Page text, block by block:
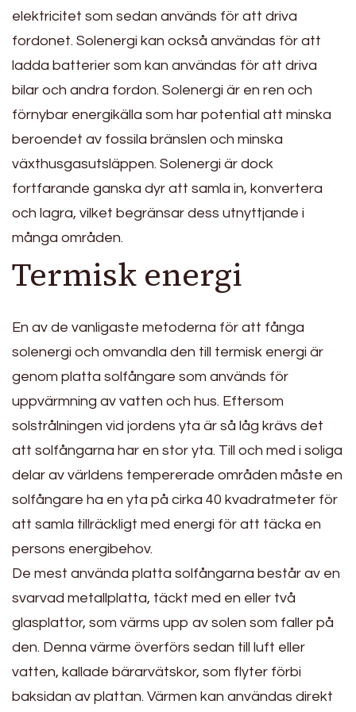
elektricitet som sedan används för att driva
fordonet. Solenergi kan också användas för att
ladda batterier som kan användas för att driva
bilar och andra fordon. Solenergi är en ren och
förnybar energikälla som har potential att minska
beroendet av fossila bränslen och minska
växthusgasutsläppen. Solenergi är dock
fortfarande ganska dyr att samla in, konvertera
och lagra, vilket begränsar dess utnyttjande i
många områden.
Termisk energi
En av de vanligaste metoderna för att fånga
solenergi och omvandla den till termisk energi är
genom platta solfångare som används för
uppvärmning av vatten och hus. Eftersom
solstrålningen vid jordens yta är så låg krävs det
att solfångarna har en stor yta. Till och med i soliga
delar av världens tempererade områden måste en
solfångare ha en yta på cirka 40 kvadratmeter för
att samla tillräckligt med energi för att täcka en
persons energibehov.
De mest använda platta solfångarna består av en
svarvad metallplatta, täckt med en eller två
glasplattor, som värms upp av solen som faller på
den. Denna värme överförs sedan till luft eller
vatten, kallade bärarvätskor, som flyter förbi
baksidan av plattan. Värmen kan användas direkt